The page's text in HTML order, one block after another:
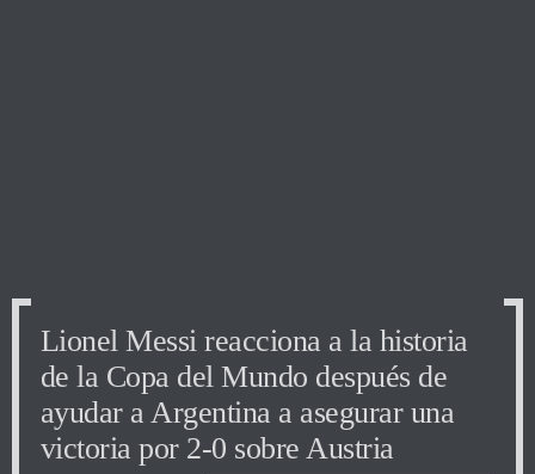
Lionel Messi reacciona a la historia
de la Copa del Mundo después de
ayudar a Argentina a asegurar una
victoria por 2-0 sobre Austria